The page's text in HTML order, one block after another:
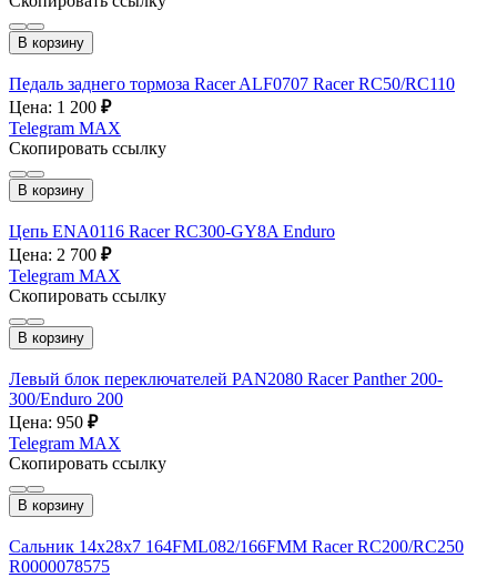
В корзину
Педаль заднего тормоза Racer ALF0707 Racer RC50/RC110
Цена: 1 200 ₽
Telegram MAX
Скопировать ссылку
В корзину
Цепь ENA0116 Racer RC300-GY8A Enduro
Цена: 2 700 ₽
Telegram MAX
Скопировать ссылку
В корзину
Левый блок переключателей PAN2080 Racer Panther 200-
300/Enduro 200
Цена: 950 ₽
Telegram MAX
Скопировать ссылку
В корзину
Сальник 14х28х7 164FML082/166FMM Racer RC200/RC250
R0000078575